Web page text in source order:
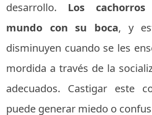
desarrollo. Los
mundo con su boca, y
disminuyen cuando se les
mordida a través de la
adecuados. Castigar este
puede generar miedo o